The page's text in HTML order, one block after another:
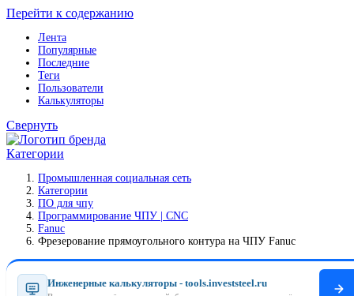
Перейти к содержанию
Лента
Популярные
Последние
Теги
Пользователи
Калькуляторы
Свернуть
Категории
Промышленная социальная сеть
Категории
ПO для чпу
Программирование ЧПУ | CNC
Fanuc
Фрезерование прямоугольного контура на ЧПУ Fanuc
Инженерные калькуляторы - tools.investsteel.ru